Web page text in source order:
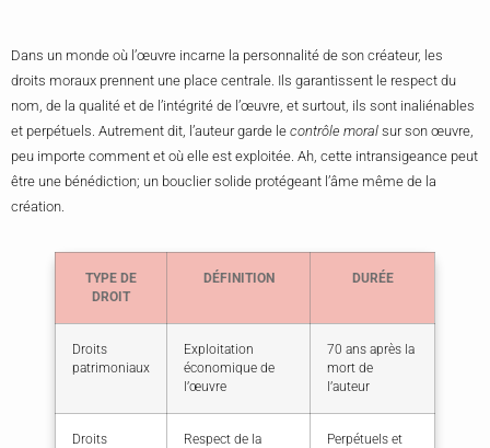
Dans un monde où l’œuvre incarne la personnalité de son créateur, les
droits moraux prennent une place centrale. Ils garantissent le respect du
nom, de la qualité et de l’intégrité de l’œuvre, et surtout, ils sont inaliénables
et perpétuels. Autrement dit, l’auteur garde le contrôle moral sur son œuvre,
peu importe comment et où elle est exploitée. Ah, cette intransigeance peut
être une bénédiction; un bouclier solide protégeant l’âme même de la
création.
TYPE DE
DROIT
DÉFINITION DURÉE
Droits
patrimoniaux
Exploitation
économique de
l’œuvre
70 ans après la
mort de
l’auteur
Droits
Respect de la
Perpétuels et